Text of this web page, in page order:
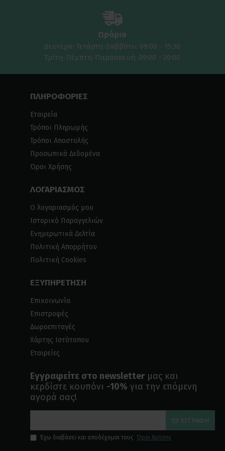
Ωράριο
Δευτέρα-Τετάρτη-Σαββάτο: 09:00 - 15:30
Τρίτη-Πέμπτη-Παρασκευή: 09:00 - 20:00
ΠΛΗΡΟΦΟΡΙΕΣ
Εταιρεία
Τρόποι Πληρωμής
Τρόποι Αποστολής
Προσωπικά Δεδομένα
Όροι Χρήσης
ΛΟΓΑΡΙΑΣΜΟΣ
Ο λογαριασμός μου
Ιστορικό Παραγγελιών
Ενημερωτικά Δελτία
Πολιτική Απορρήτου
Πολιτική Cookies
ΕΞΥΠΗΡΕΤΗΣΗ
Επικοινωνία
Επιστροφές
Δωροεπιταγές
Χάρτης Ιστότοπου
Εταιρείες
Εγγραφείτε στο newsletter μας και
κερδίστε κουπόνι -10% για την επόμενη
αγορά σας!
ΕΓΓΡΑΦΉ
Έχω διαβάσει και αποδέχομαι τους Όροι Χρήσης